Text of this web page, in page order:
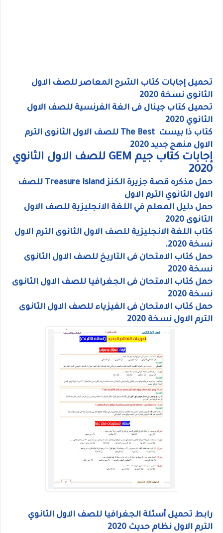
تحميل إجابات كتاب الشرح المعاصر للصف الاول
الثانوى نسخة 2020
تحميل كتاب جينال فى الغة الفرنسية للصف الاول
الثانوي 2020
كتاب ذا بيست The Best للصف الاول الثانوى الترم
الاول منهج جديد 2020
إجابات كتاب جيم GEM للصف الاول الثانوي
2020
حمل مذكره قصة جزيرة الكنز Treasure Island للصف
الاول الثانوي الترم الاول
حمل دليل المعلم في اللغة الانجليزية للصف الاول
الثانوى 2020
كتاب اللغة الانجليزية للصف الاول الثانوى الترم الاول
نسخة 2020.
حمل كتاب الامتحان فى التاريخ للصف الاول الثانوى
نسخة 2020
حمل كتاب الامتحان فى الجغرافيا للصف الاول الثانوى
نسخة 2020
حمل كتاب الامتحان فى الفيزياء للصف الاول الثانوى
الترم الاول نسخة 2020
رابط تحميل أسئلة الجغرافيا للصف الاول الثانوي
الترم الاول نظام حديث 2020